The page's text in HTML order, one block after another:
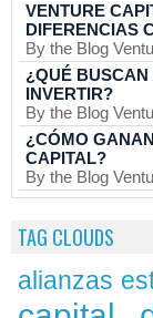
VENTURE
DIFERENCIAS
By the Blog
¿QUÉ BUSCAN
INVERTIR?
By the Blog
¿CÓMO
CAPITAL?
By the Blog
TAG CLOUDS
alianzas